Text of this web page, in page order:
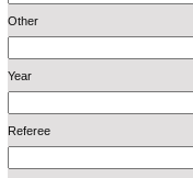
Other
Year
Referee